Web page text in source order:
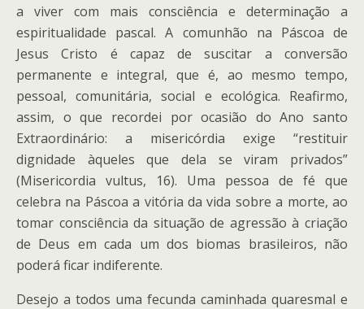
a viver com mais consciência e determinação a
espiritualidade pascal. A comunhão na Páscoa de
Jesus Cristo é capaz de suscitar a conversão
permanente e integral, que é, ao mesmo tempo,
pessoal, comunitária, social e ecológica. Reafirmo,
assim, o que recordei por ocasião do Ano santo
Extraordinário: a misericórdia exige “restituir
dignidade àqueles que dela se viram privados”
(Misericordia vultus, 16). Uma pessoa de fé que
celebra na Páscoa a vitória da vida sobre a morte, ao
tomar consciência da situação de agressão à criação
de Deus em cada um dos biomas brasileiros, não
poderá ficar indiferente.
Desejo a todos uma fecunda caminhada quaresmal e